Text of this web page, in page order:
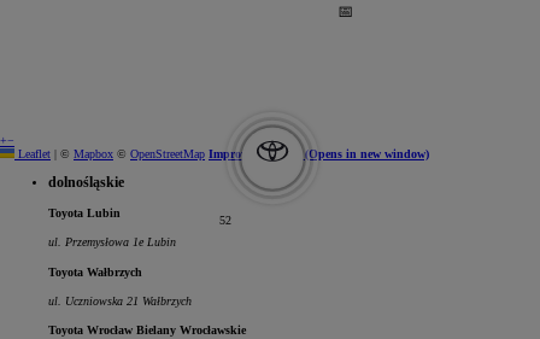
52
+−
Leaflet | © Mapbox © OpenStreetMap Improve this map (Opens in new window)
dolnośląskie
Toyota Lubin
ul. Przemysłowa 1e Lubin
Toyota Wałbrzych
ul. Uczniowska 21 Wałbrzych
Toyota Wrocław Bielany Wrocławskie